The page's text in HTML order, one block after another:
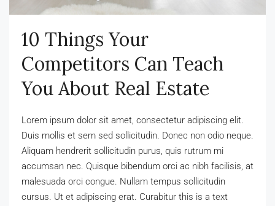
10 Things Your
Competitors Can Teach
You About Real Estate
Lorem ipsum dolor sit amet, consectetur adipiscing elit.
Duis mollis et sem sed sollicitudin. Donec non odio neque.
Aliquam hendrerit sollicitudin purus, quis rutrum mi
accumsan nec. Quisque bibendum orci ac nibh facilisis, at
malesuada orci congue. Nullam tempus sollicitudin
cursus. Ut et adipiscing erat. Curabitur this is a text